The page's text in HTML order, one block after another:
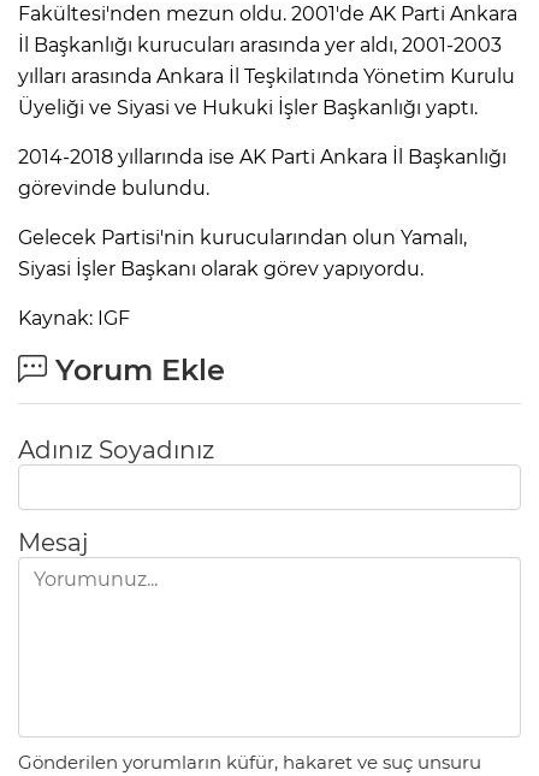
Fakültesi'nden mezun oldu. 2001'de AK Parti Ankara
İl Başkanlığı kurucuları arasında yer aldı, 2001-2003
yılları arasında Ankara İl Teşkilatında Yönetim Kurulu
Üyeliği ve Siyasi ve Hukuki İşler Başkanlığı yaptı.
2014-2018 yıllarında ise AK Parti Ankara İl Başkanlığı
görevinde bulundu.
Gelecek Partisi'nin kurucularından olun Yamalı,
Siyasi İşler Başkanı olarak görev yapıyordu.
Kaynak: IGF
Yorum Ekle
Adınız Soyadınız
Mesaj
Gönderilen yorumların küfür, hakaret ve suç unsuru